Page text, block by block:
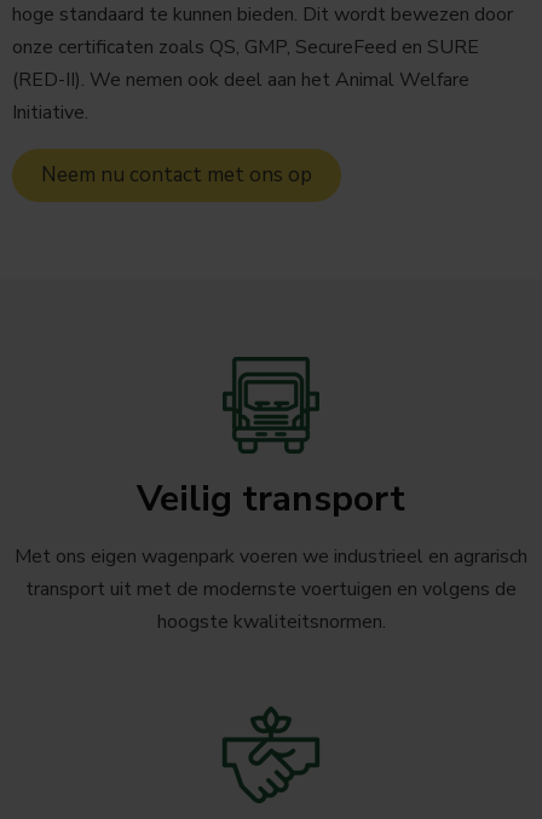
hoge standaard te kunnen bieden. Dit wordt bewezen door
onze certificaten zoals QS, GMP, SecureFeed en SURE
(RED-II). We nemen ook deel aan het Animal Welfare
Initiative.
Neem nu contact met ons op
Veilig transport
Met ons eigen wagenpark voeren we industrieel en agrarisch
transport uit met de modernste voertuigen en volgens de
hoogste kwaliteitsnormen.